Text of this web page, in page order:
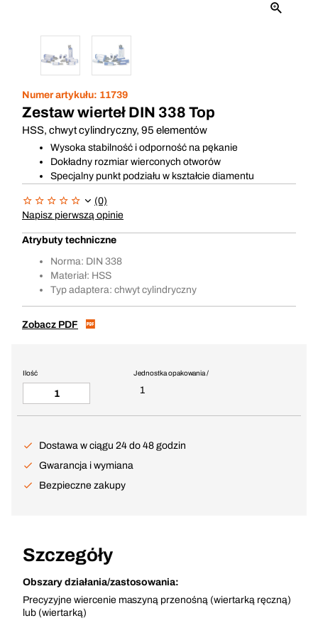
Numer artykułu: 11739
Zestaw wierteł DIN 338 Top
HSS, chwyt cylindryczny, 95 elementów
Wysoka stabilność i odporność na pękanie
Dokładny rozmiar wierconych otworów
Specjalny punkt podziału w kształcie diamentu
(0)
Napisz pierwszą opinie
Atrybuty techniczne
Norma: DIN 338
Materiał: HSS
Typ adaptera: chwyt cylindryczny
Zobacz PDF
Jednostka opakowania /
1
Ilość
Dostawa w ciągu 24 do 48 godzin
Gwarancja i wymiana
Bezpieczne zakupy
Szczegóły
Obszary działania/zastosowania:
Precyzyjne wiercenie maszyną przenośną (wiertarką ręczną)
lub (wiertarką)